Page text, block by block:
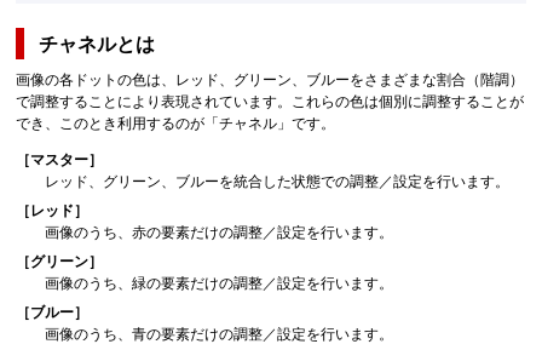
チャネルとは
画像の各ドットの色は、レッド、グリーン、ブルーをさまざまな割合（階調）
で調整することにより表現されています。 これらの色は個別に調整することが
でき、このとき利用するのが「チャネル」です。
［マスター］
レッド、グリーン、ブルーを統合した状態での調整／設定を行います。
［ レッド］
画像のうち、赤の要素だけの調整／設定を行います。
［グリーン］
画像のうち、緑の要素だけの調整／設定を行います。
［ブルー］
画像のうち、青の要素だけの調整／設定を行います。